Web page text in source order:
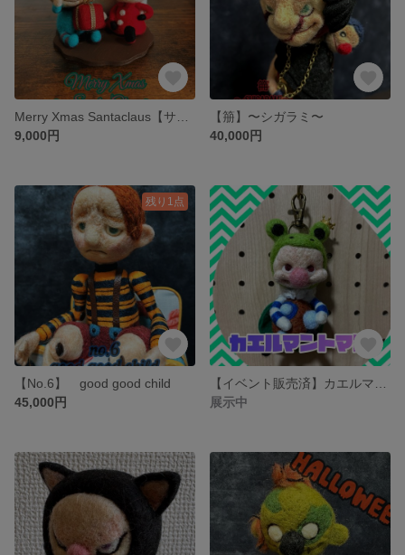
9,000円
【笧】〜シガラミ〜
40,000円
残り1点
【No.6】 good good child
45,000円
展示中